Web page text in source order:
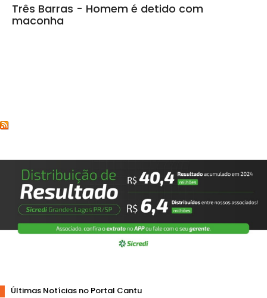
Três Barras - Homem é detido com
maconha
Últimas Notícias no Portal Cantu